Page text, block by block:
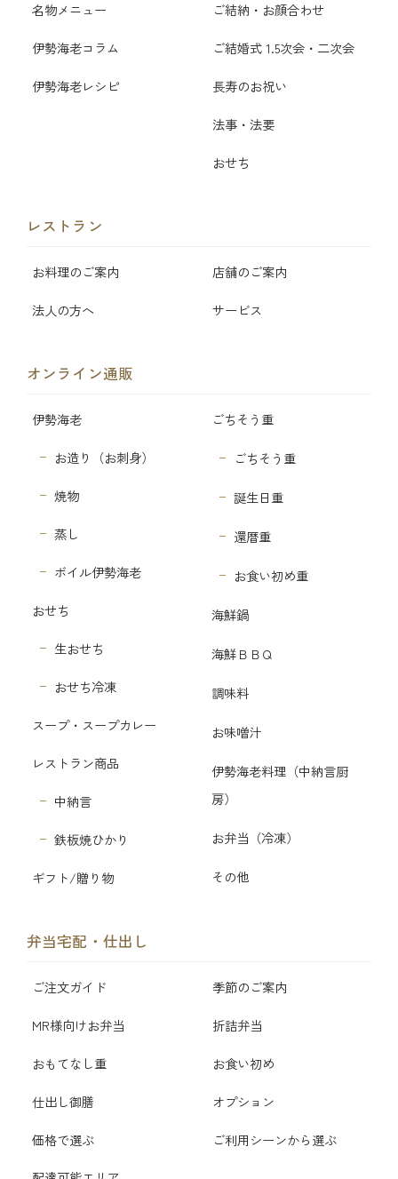
名物メニュー
伊勢海老コラム
伊勢海老レシピ
ご結納・お顔合わせ
ご結婚式 1.5次会・二次会
長寿のお祝い
法事・法要
おせち
レストラン
お料理のご案内 店舗のご案内
法人の方へ サービス
オンライン通販
伊勢海老
お造り（お刺身）
焼物
蒸し
ボイル伊勢海老
おせち
生おせち
おせち冷凍
スープ・スープカレー
レストラン商品
中納言
鉄板焼ひかり
ギフト/贈り物
ごちそう重
ごちそう重
誕生日重
還暦重
お食い初め重
海鮮鍋
海鮮ＢＢＱ
調味料
お味噌汁
伊勢海老料理（中納言厨
房）
お弁当（冷凍）
その他
弁当宅配・仕出し
ご注文ガイド 季節のご案内
MR様向けお弁当 折詰弁当
おもてなし重 お食い初め
仕出し御膳 オプション
価格で選ぶ ご利用シーンから選ぶ